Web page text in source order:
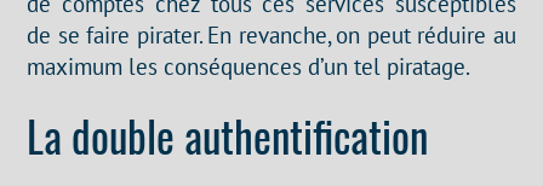
de se faire pirater. En revanche, on peut réduire au
maximum les conséquences d’un tel piratage.
La double authentification